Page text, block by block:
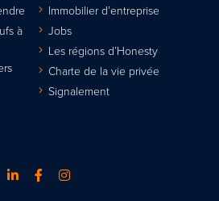
à
Immobilier d’entreprise
Jobs
Les régions d’Honesty
Charte de la vie privée
Signalement